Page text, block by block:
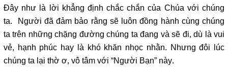
Đây như là lời khẳng định chắc chắn của Chúa với chúng
ta. Người đã đảm bảo rằng sẽ luôn đồng hành cùng chúng
ta trên những chặng đường chúng ta đang và sẽ đi, dù là vui
vẻ, hạnh phúc hay là khó khăn nhọc nhằn. Nhưng đôi lúc
chúng ta lại thờ ơ, vô tâm với “Người Bạn” này.